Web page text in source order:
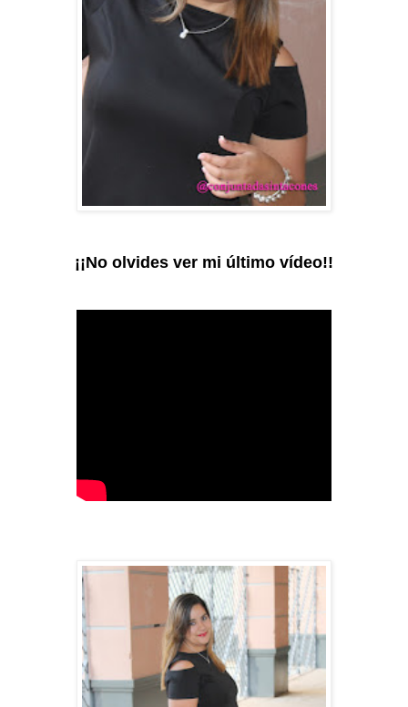
¡¡No olvides ver mi último vídeo!!